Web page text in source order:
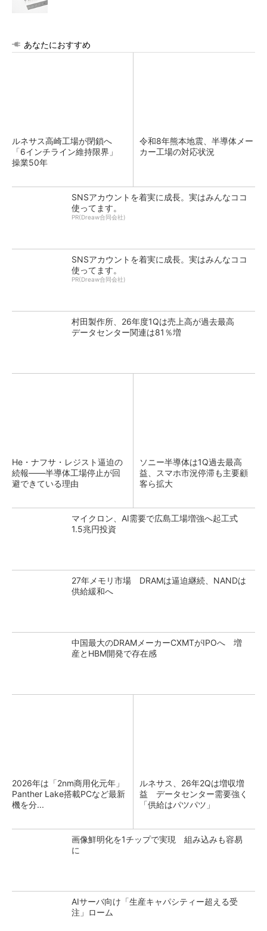
あなたにおすすめ
ルネサス高崎工場が閉鎖へ
「6インチライン維持限界」
操業50年
令和8年熊本地震、半導体メー
カー工場の対応状況
SNSアカウントを着実に成長。実はみんなココ
使ってます。
PR(Dreaw合同会社)
SNSアカウントを着実に成長。実はみんなココ
使ってます。
PR(Dreaw合同会社)
村田製作所、26年度1Qは売上高が過去最高
データセンター関連は81％増
He・ナフサ・レジスト逼迫の
続報――半導体工場停止が回
避できている理由
ソニー半導体は1Q過去最高
益、スマホ市況停滞も主要顧
客ら拡大
マイクロン、AI需要で広島工場増強へ起工式
1.5兆円投資
27年メモリ市場 DRAMは逼迫継続、NANDは
供給緩和へ
中国最大のDRAMメーカーCXMTがIPOへ 増
産とHBM開発で存在感
2026年は「2nm商用化元年」
Panther Lake搭載PCなど最新
機を分...
ルネサス、26年2Qは増収増
益 データセンター需要強く
「供給はパツパツ」
画像鮮明化を1チップで実現 組み込みも容易
に
AIサーバ向け「生産キャパシティー超える受
注」ローム